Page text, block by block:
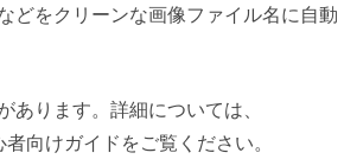
どをクリーンな画像ファイル名に自動
ります。詳細については、
向けガイドをご覧ください。